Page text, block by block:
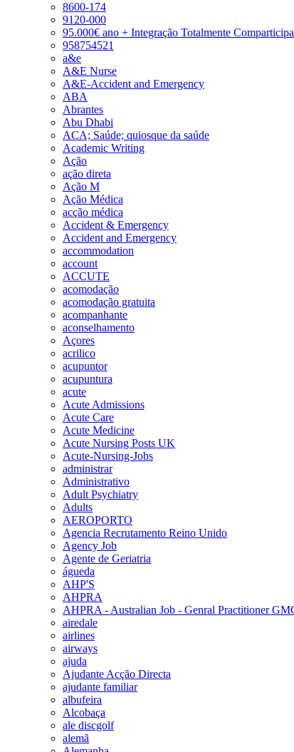
8600-174
9120-000
95.000€ ano + Integração Totalmente
958754521
a&e
A&E Nurse
A&E-Accident and Emergency
ABA
Abrantes
Abu Dhabi
ACA; Saúde; quiosque da saúde
Academic Writing
Ação
ação direta
Ação M
Ação Médica
acção médica
Accident & Emergency
Accident and Emergency
accommodation
account
ACCUTE
acomodação
acomodação gratuita
acompanhante
aconselhamento
Açores
acrilico
acupuntor
acupuntura
acute
Acute Admissions
Acute Care
Acute Medicine
Acute Nursing Posts UK
Acute-Nursing-Jobs
administrar
Administrativo
Adult Psychiatry
Adults
AEROPORTO
Agencia Recrutamento Reino Unido
Agency Job
Agente de Geriatria
águeda
AHP'S
AHPRA
AHPRA - Australian Job - Genral Practitioner
airedale
airlines
airways
ajuda
Ajudante Acção Directa
ajudante familiar
albufeira
Alcobaça
ale discgolf
alemã